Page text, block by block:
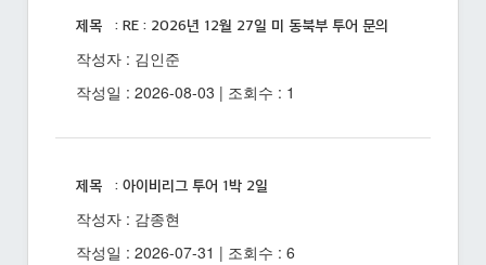
제목 : RE : 2026년 12월 27일 미 동북부 투어 문의
작성자 : 김인준
작성일 : 2026-08-03 | 조회수 : 1
제목 : 아이비리그 투어 1박 2일
작성자 : 감종현
작성일 : 2026-07-31 | 조회수 : 6